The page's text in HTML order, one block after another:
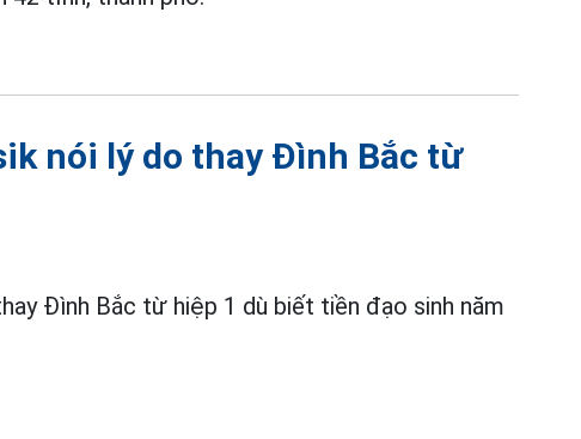
nói lý do thay Đình Bắc từ
Đình Bắc từ hiệp 1 dù biết tiền đạo sinh năm